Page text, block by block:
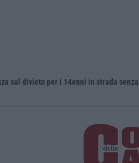
sul divieto per i 14enni in strada